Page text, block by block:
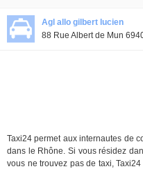
Agl allo gilbert lucien
88 Rue Albert de Mun
Taxi24 permet aux internautes de
dans le Rhône. Si vous résidez
vous ne trouvez pas de taxi,